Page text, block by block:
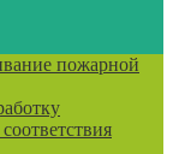
пожарной